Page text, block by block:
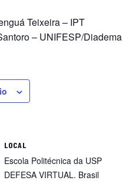
Teixeira – IPT
– UNIFESP/Diadema
LOCAL
Escola Politécnica da USP
DEFESA VIRTUAL. Brasil